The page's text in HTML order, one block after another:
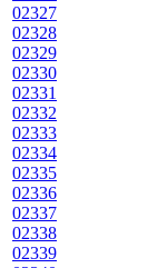
02327
02328
02329
02330
02331
02332
02333
02334
02335
02336
02337
02338
02339